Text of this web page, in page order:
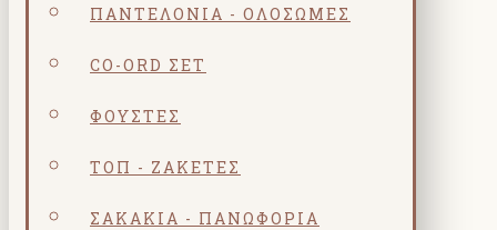
ΠΑΝΤΕΛΌΝΙΑ - ΟΛΌΣΩΜΕΣ
CO-ORD ΣΕΤ
ΦΟΎΣΤΕΣ
ΤΟΠ - ΖΑΚΈΤΕΣ
ΣΑΚΆΚΙΑ - ΠΑΝΩΦΌΡΙΑ